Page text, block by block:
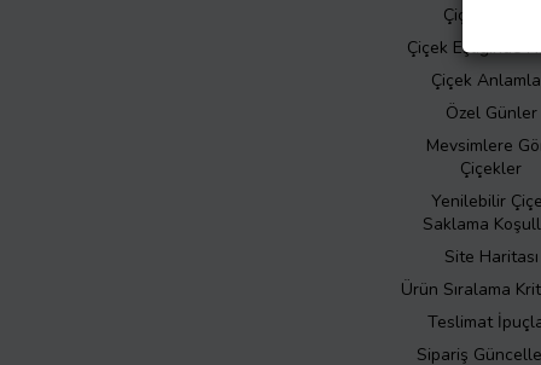
Çiçek Bakımı
Çiçek Eşliğinde
Çiçek
Özel Günler
Mevsimlere
Çiçekler
Yenilebilir
Saklama
Site Haritası
Ürün Sıralama
Teslimat
Sipariş